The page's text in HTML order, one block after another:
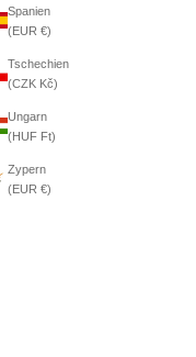
Spanien
(EUR €)
Tschechien
(CZK Kč)
Ungarn
(HUF Ft)
Zypern
(EUR €)